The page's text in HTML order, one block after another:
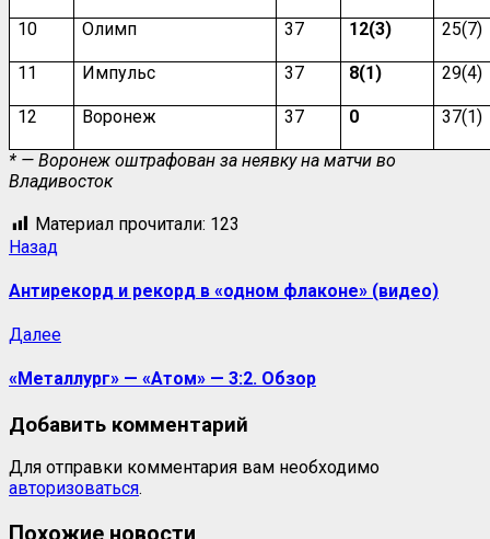
10 Олимп 37 12(3) 25(7)
11 Импульс 37 8(1) 29(4)
12 Воронеж 37 0 37(1)
* — Воронеж оштрафован за неявку на матчи во
Владивосток
Материал прочитали: 123
Назад
Антирекорд и рекорд в «одном флаконе» (видео)
Далее
«Металлург» — «Атом» — 3:2. Обзор
Добавить комментарий
Для отправки комментария вам необходимо
авторизоваться.